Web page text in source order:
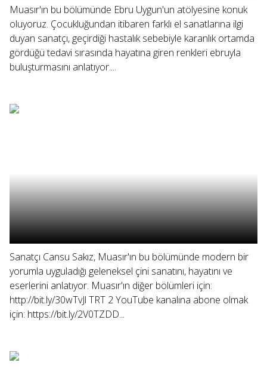
Muasır'ın bu bölümünde Ebru Uygun'un atölyesine konuk
oluyoruz. Çocukluğundan itibaren farklı el sanatlarına ilgi
duyan sanatçı, geçirdiği hastalık sebebiyle karanlık ortamda
gördüğü tedavi sırasında hayatına giren renkleri ebruyla
buluşturmasını anlatıyor....
Sanatçı Cansu Sakız, Muasır'ın bu bölümünde modern bir
yorumla uyguladığı geleneksel çini sanatını, hayatını ve
eserlerini anlatıyor. Muasır'ın diğer bölümleri için:
http://bit.ly/30wTvJl TRT 2 YouTube kanalına abone olmak
için: https://bit.ly/2V0TZDD...